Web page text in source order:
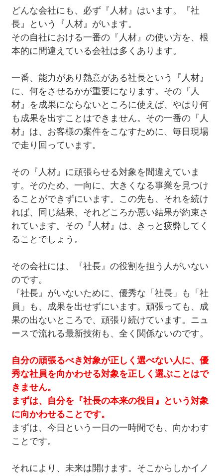
どんな会社にも、必ず『人材』はいます。『社
長』という『人材』がいます。
その自社における一番の『人材』の使い方を、根
本的に間違えている会社は多くあります。
一番、能力があり熱意がある社長という『人材』
に、何をさせるかが重要になります。その『人
材』を成果にならないところに使えば、やはり何
も成果を出すことはできません。その一番の『人
材』は、お客様の案件をこなすために、毎日現場
で走り回っています。
その『人材』に頑張らせる対象を間違えていま
す。そのため、一向に、大きくなる事業を見つけ
ることができずにいます。この先も、それを続け
れば、同じ結果、それどころか悪い結果が約束さ
れています。その『人材』は、きっと疲弊してく
ることでしょう。
その会社には、『社長』の役割を担う人がいない
のです。
『社長』がいないために、優秀な「社長」も「社
員」も、成果を出せずにいます。頑張っても、成
果の出ないところで、頑張り続けています。ニュ
ースで流れる最新技術も、全く関係ないのです。
自分の頑張るべき対象が正しく選べない人に、優
秀な社員を向かわせる対象を正しく選ぶことはで
きません。
まずは、自分を『社長の本来の役目』という対象
に向かわせることです。
まずは、今日という一日の一時間でも、向かわす
ことです。
それにより、未来は開けます。そこからしかイノ